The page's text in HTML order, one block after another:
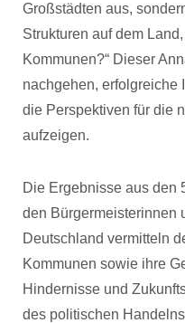
Großstädten aus,
Strukturen auf dem
Kommunen?“ Dieser
nachgehen, erfolgreiche
die Perspektiven für die
aufzeigen.
Die Ergebnisse aus den
den Bürgermeisterinnen
Deutschland vermitteln
Kommunen sowie ihre
Hindernisse und
des politischen